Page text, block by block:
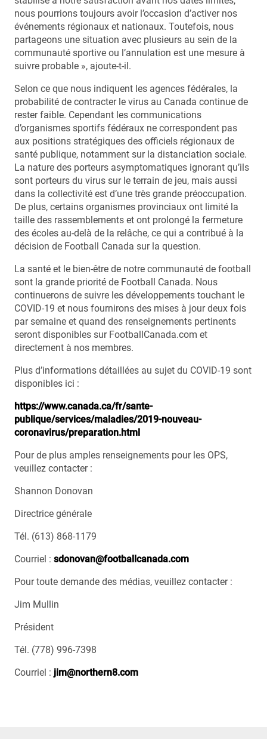
nous pourrions toujours avoir l’occasion d’activer nos
événements régionaux et nationaux. Toutefois, nous
partageons une situation avec plusieurs au sein de la
communauté sportive ou l’annulation est une mesure à
suivre probable », ajoute-t-il.
Selon ce que nous indiquent les agences fédérales, la
probabilité de contracter le virus au Canada continue de
rester faible. Cependant les communications
d’organismes sportifs fédéraux ne correspondent pas
aux positions stratégiques des officiels régionaux de
santé publique, notamment sur la distanciation sociale.
La nature des porteurs asymptomatiques ignorant qu’ils
sont porteurs du virus sur le terrain de jeu, mais aussi
dans la collectivité est d’une très grande préoccupation.
De plus, certains organismes provinciaux ont limité la
taille des rassemblements et ont prolongé la fermeture
des écoles au-delà de la relâche, ce qui a contribué à la
décision de Football Canada sur la question.
La santé et le bien-être de notre communauté de football
sont la grande priorité de Football Canada. Nous
continuerons de suivre les développements touchant le
COVID-19 et nous fournirons des mises à jour deux fois
par semaine et quand des renseignements pertinents
seront disponibles sur FootballCanada.com et
directement à nos membres.
Plus d’informations détaillées au sujet du COVID-19 sont
disponibles ici :
https://www.canada.ca/fr/sante-
publique/services/maladies/2019-nouveau-
coronavirus/preparation.html
Pour de plus amples renseignements pour les OPS,
veuillez contacter :
Shannon Donovan
Directrice générale
Tél. (613) 868-1179
Courriel : sdonovan@footballcanada.com
Pour toute demande des médias, veuillez contacter :
Jim Mullin
Président
Tél. (778) 996-7398
Courriel : jim@northern8.com